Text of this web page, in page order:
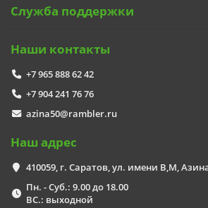
Служба поддержки
Наши контакты
+7 965 888 62 42
+7 904 241 76 76
azina50@rambler.ru
Наш адрес
410059, г. Саратов, ул. имени В,М,
Пн. - Суб.: 9.00 до 18.00
ВС.: выходной